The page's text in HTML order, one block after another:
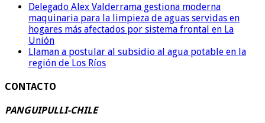
Delegado Alex Valderrama gestiona moderna
maquinaria para la limpieza de aguas servidas en
hogares más afectados por sistema frontal en La
Unión
Llaman a postular al subsidio al agua potable en la
región de Los Ríos
CONTACTO
PANGUIPULLI-CHILE